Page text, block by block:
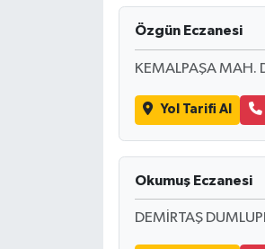
Özgün Eczanesi
KEMALPAŞA MAH.
Yol Tarifi Al
Okumuş Eczanesi
DEMİRTAŞ